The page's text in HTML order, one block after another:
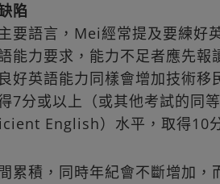
陷
要語言，Mei經常提及要練好
能力要求，能力不足者應先報
好英語能力同樣會增加技術移
7分或以上（或其他考試的同
English）水平，取得10
累積，同時年紀會不斷增加